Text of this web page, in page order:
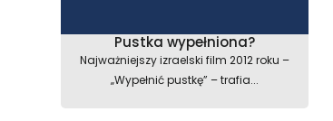
Pustka wypełniona?
Najważniejszy izraelski film 2012 roku –
„Wypełnić pustkę” – trafia...